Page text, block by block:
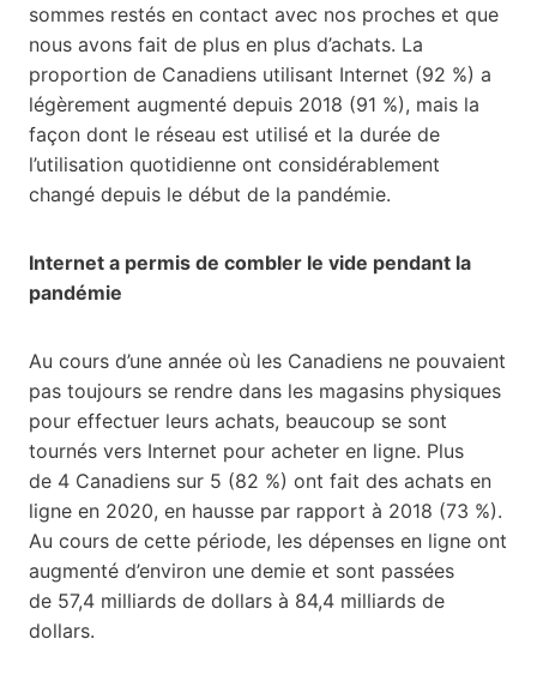
sommes restés en contact avec nos proches et que
nous avons fait de plus en plus d’achats. La
proportion de Canadiens utilisant Internet (92 %) a
légèrement augmenté depuis 2018 (91 %), mais la
façon dont le réseau est utilisé et la durée de
l’utilisation quotidienne ont considérablement
changé depuis le début de la pandémie.
Internet a permis de combler le vide pendant la
pandémie
Au cours d’une année où les Canadiens ne pouvaient
pas toujours se rendre dans les magasins physiques
pour effectuer leurs achats, beaucoup se sont
tournés vers Internet pour acheter en ligne. Plus
de 4 Canadiens sur 5 (82 %) ont fait des achats en
ligne en 2020, en hausse par rapport à 2018 (73 %).
Au cours de cette période, les dépenses en ligne ont
augmenté d’environ une demie et sont passées
de 57,4 milliards de dollars à 84,4 milliards de
dollars.